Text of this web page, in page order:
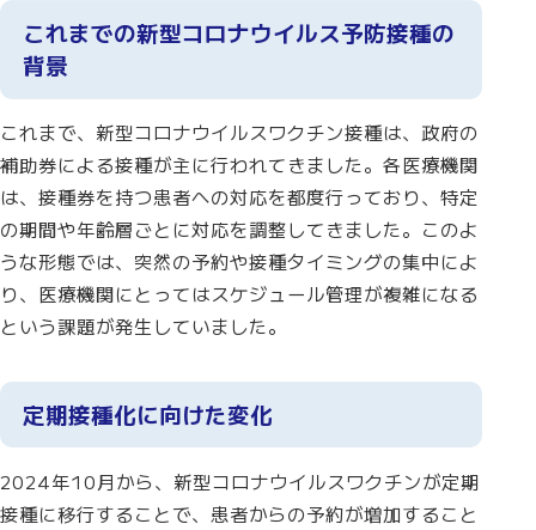
これまでの新型コロナウイルス予防接種の
背景
これまで、新型コロナウイルスワクチン接種は、政府の
補助券による接種が主に行われてきました。各医療機関
は、接種券を持つ患者への対応を都度行っており、特定
の期間や年齢層ごとに対応を調整してきました。このよ
うな形態では、突然の予約や接種タイミングの集中によ
り、医療機関にとってはスケジュール管理が複雑になる
という課題が発生していました。
定期接種化に向けた変化
2024年10月から、新型コロナウイルスワクチンが定期
接種に移行することで、患者からの予約が増加すること